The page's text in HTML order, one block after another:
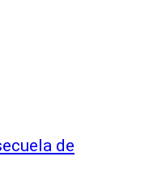
de